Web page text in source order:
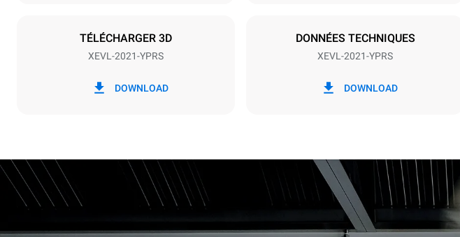
Estimation calculée sur la base des nettoyages
hebdomadaires suivants (52 semaines/an) :
TÉLÉCHARGER 3D
XEVL-2021-YPRS
DOWNLOAD
DONNÉES TECHNIQUES
XEVL-2021-YPRS
DOWNLOAD